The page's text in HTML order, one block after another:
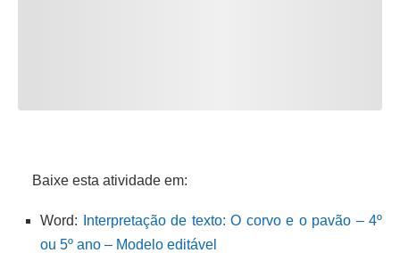
Baixe esta atividade em:
Word:
Interpretação de texto: O corvo e o pavão – 4º
ou 5º ano – Modelo editável